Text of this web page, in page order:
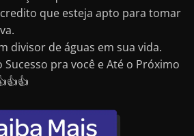
que esteja apto para tomar
divisor de águas em sua vida.
Sucesso pra você e Até o Próximo